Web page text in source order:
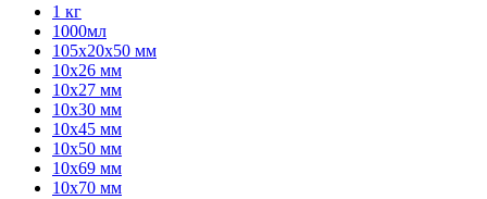
1 кг
1000мл
105x20x50 мм
10x26 мм
10x27 мм
10x30 мм
10x45 мм
10x50 мм
10x69 мм
10x70 мм